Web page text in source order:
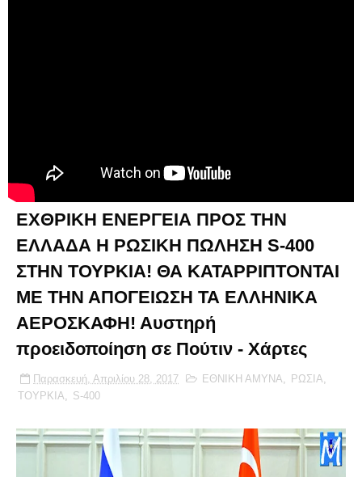
ΕΧΘΡΙΚΗ ΕΝΕΡΓΕΙΑ ΠΡΟΣ ΤΗΝ
ΕΛΛΑΔΑ Η ΡΩΣΙΚΗ ΠΩΛΗΣΗ S-400
ΣΤΗΝ ΤΟΥΡΚΙΑ! ΘΑ ΚΑΤΑΡΡΙΠΤΟΝΤΑΙ
ΜΕ ΤΗΝ ΑΠΟΓΕΙΩΣΗ ΤΑ ΕΛΛΗΝΙΚΑ
ΑΕΡΟΣΚΑΦΗ! Αυστηρή
προειδοποίηση σε Πούτιν - Χάρτες
Παρασκευή, Απριλίου 28, 2017 ΕΘΝΙΚΗ ΑΜΥΝΑ, ΡΩΣΙΑ,
ΤΟΥΡΚΙΑ, S-400